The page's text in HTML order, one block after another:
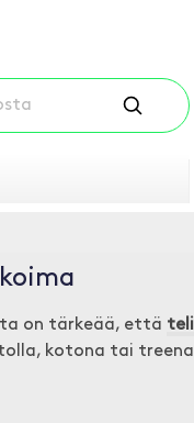
on tärkeää, että
kotona tai